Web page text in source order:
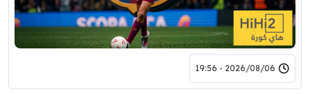
2026/08/06 - 19:56